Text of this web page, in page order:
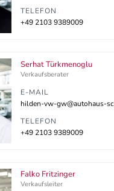
TELEFON
+49 2103 9389009
Serhat Türkmenoglu
Verkaufsberater
E-MAIL
TELEFON
+49 2103 9389009
Falko Fritzinger
Verkaufsleiter